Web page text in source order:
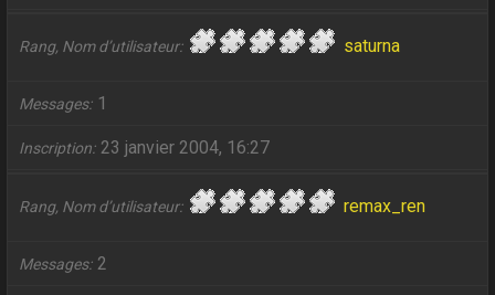
Rang, Nom d’utilisateur saturna
Messages 1
Inscription 23 janvier 2004, 16:27
Rang, Nom d’utilisateur remax_ren
Messages 2